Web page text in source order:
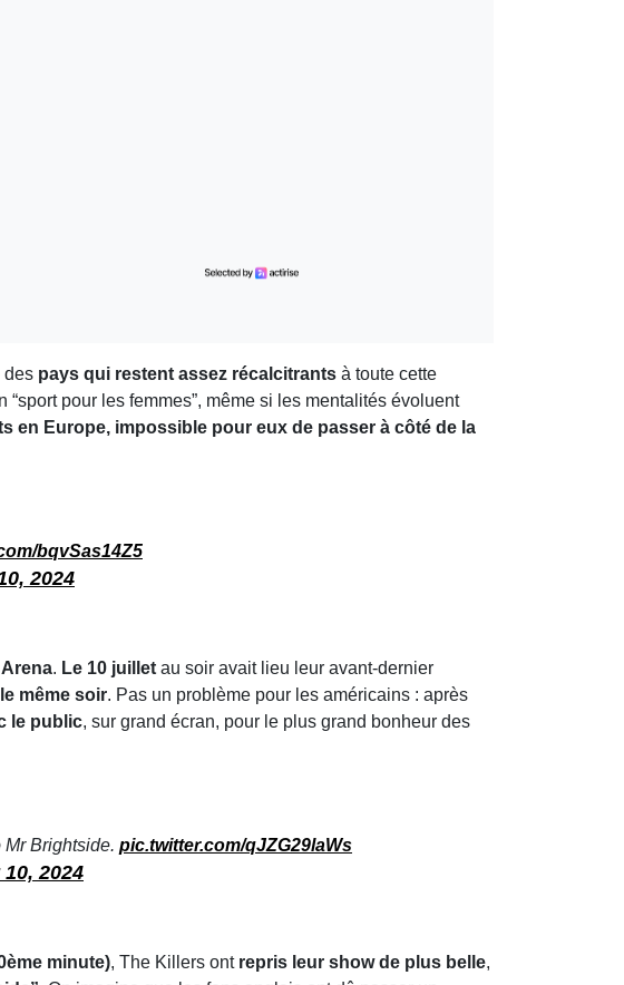
des pays qui restent assez récalcitrants à toute cette
pour les femmes”, même si les mentalités évoluent
en Europe, impossible pour eux de passer à côté de la
bqvSas14Z5
2024
. Le 10 juillet au soir avait lieu leur avant-dernier
même soir. Pas un problème pour les américains : après
le public, sur grand écran, pour le plus grand bonheur des
Mr Brightside. pic.twitter.com/qJZG29laWs
2024
minute), The Killers ont repris leur show de plus belle,